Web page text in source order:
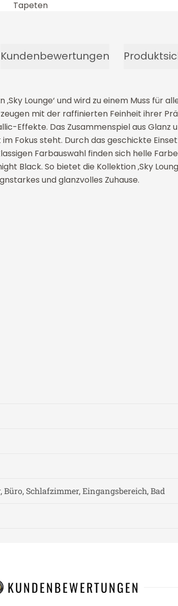
Kundenbewertungen
Lounge‘ und wird zu einem Muss für
mit der raffinierten Feinheit ihrer
Effekte. Das Zusammenspiel aus Glanz
Fokus steht. Durch das geschickte
Farbauswahl finden sich helle
Black. So bietet die Kollektion ‚Sky
und glanzvolles Zuhause.
Schlafzimmer, Eingangsbereich, Bad
KUNDENBEWERTUNGEN